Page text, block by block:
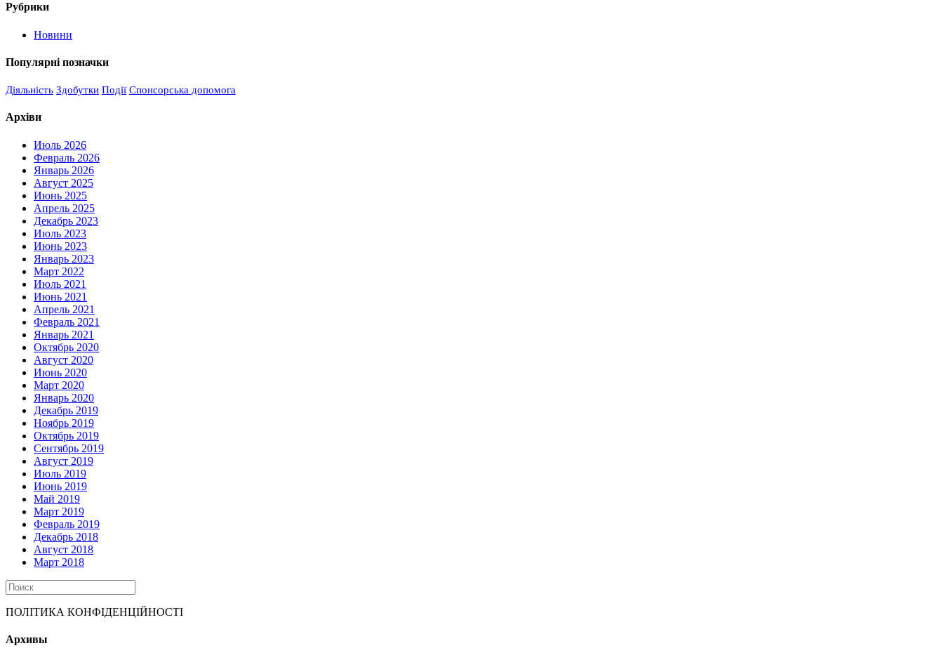
Рубрики
Новини
Популярні позначки
Діяльність Здобутки Події Спонсорська допомога
Архіви
Июль 2026
Февраль 2026
Январь 2026
Август 2025
Июнь 2025
Апрель 2025
Декабрь 2023
Июль 2023
Июнь 2023
Январь 2023
Март 2022
Июль 2021
Июнь 2021
Апрель 2021
Февраль 2021
Январь 2021
Октябрь 2020
Август 2020
Июнь 2020
Март 2020
Январь 2020
Декабрь 2019
Ноябрь 2019
Октябрь 2019
Сентябрь 2019
Август 2019
Июль 2019
Июнь 2019
Май 2019
Март 2019
Февраль 2019
Декабрь 2018
Август 2018
Март 2018
ПОЛІТИКА КОНФІДЕНЦІЙНОСТІ
Архивы